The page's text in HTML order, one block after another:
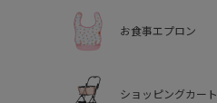
お食事エプロン
ショッピングカート